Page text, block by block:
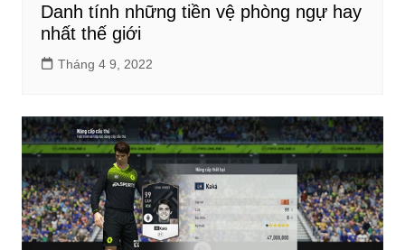
Danh tính những tiền vệ phòng ngự hay
nhất thế giới
Tháng 4 9, 2022